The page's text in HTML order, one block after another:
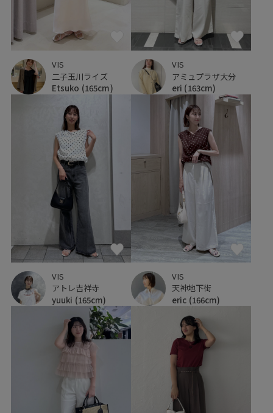
VIS
二子玉川ライズ
Etsuko (165cm)
VIS
アミュプラザ大分
eri (163cm)
VIS
アトレ吉祥寺
yuuki (165cm)
VIS
天神地下街
eric (166cm)